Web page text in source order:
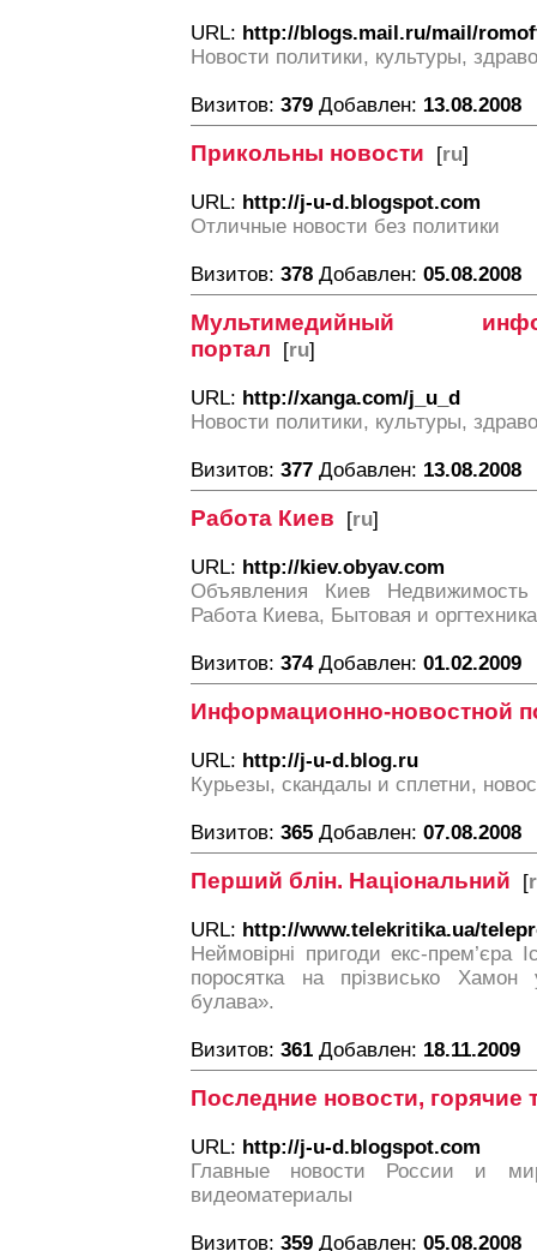
URL: http://blogs.mail.ru/mail/
Новости политики, культуры,
Визитов: 379 Добавлен: 13.08.2008
Прикольны новости [ru]
URL: http://j-u-d.blogspot.com
Отличные новости без политики
Визитов: 378 Добавлен: 05.08.2008
Мультимедийный
портал [ru]
URL: http://xanga.com/j_u_d
Новости политики, культуры,
Визитов: 377 Добавлен: 13.08.2008
Работа Киев [ru]
URL: http://kiev.obyav.com
Объявления Киев
Работа Киева, Бытовая и
Визитов: 374Добавлен: 01.02.2009
Информационно-новостной
URL: http://j-u-d.blog.ru
Курьезы, скандалы и сплетни,
Визитов: 365 Добавлен: 07.08.2008
Перший блін. Національний [
URL: http://www.telekritika.ua/
Неймовірні пригоди екс-прем’єра
поросятка на прізвисько Хамон
булава».
Визитов: 361 Добавлен: 18.11.2009
Последние новости, горячие
URL: http://j-u-d.blogspot.com
Главные новости России и
видеоматериалы
Визитов: 359 Добавлен: 05.08.2008